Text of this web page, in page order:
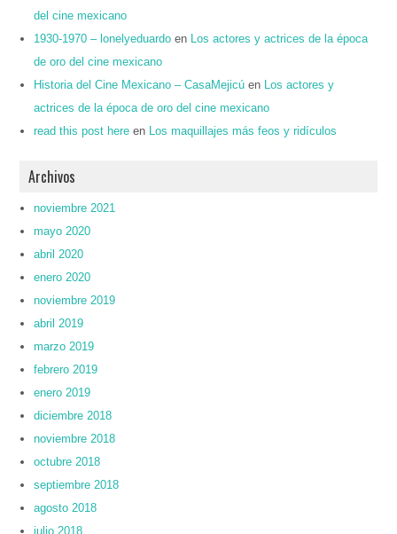
del cine mexicano
1930-1970 – lonelyeduardo en
Los actores y actrices de la época
de oro del cine mexicano
Historia del Cine Mexicano – CasaMejicú en
Los actores y
actrices de la época de oro del cine mexicano
read this post here en Los maquillajes más feos y ridículos
Archivos
noviembre 2021
mayo 2020
abril 2020
enero 2020
noviembre 2019
abril 2019
marzo 2019
febrero 2019
enero 2019
diciembre 2018
noviembre 2018
octubre 2018
septiembre 2018
agosto 2018
julio 2018